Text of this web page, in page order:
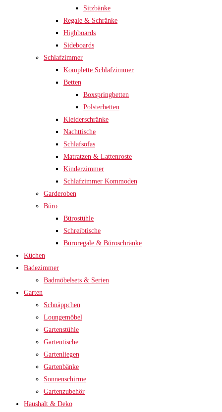
Sitzbänke
Regale & Schränke
Highboards
Sideboards
Schlafzimmer
Komplette Schlafzimmer
Betten
Boxspringbetten
Polsterbetten
Kleiderschränke
Nachttische
Schlafsofas
Matratzen & Lattenroste
Kinderzimmer
Schlafzimmer Kommoden
Garderoben
Büro
Bürostühle
Schreibtische
Büroregale & Büroschränke
Küchen
Badezimmer
Badmöbelsets & Serien
Garten
Schnäppchen
Loungemöbel
Gartenstühle
Gartentische
Gartenliegen
Gartenbänke
Sonnenschirme
Gartenzubehör
Haushalt & Deko